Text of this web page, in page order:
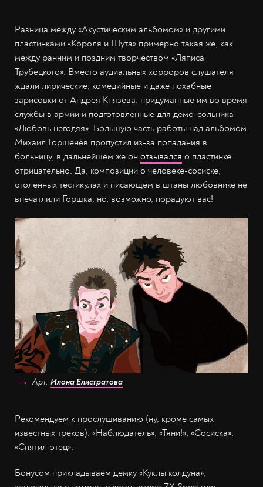
Разница между «Акустическим альбомом» и другими
пластинками «Короля и Шута» примерно такая же, как
между ранним и поздним творчеством «Ляписа
Трубецкого». Вместо аудиальных хорроров слушателя
ждали лирические, комедийные и даже похабные
зарисовки от Андрея Князева, придуманные им во время
службы в армии и подготовленные для демо-сольника
«Любовь негодяя». Большую часть работы над альбомом
Михаил Горшенёв пропустил из-за попадания в
больницу, в дальнейшем же он отзывался о пластинке
отрицательно. Да, композиции о человеке-сосиске,
оголённых тестикулах и писающем в штаны любовнике не
впечатлили Горшка, но, возможно, порадуют вас!
Арт: Илона Елистратова
Рекомендуем к прослушиванию (ну, кроме самых
известных треков): «Наблюдатель», «Тяни!», «Сосиска»,
«Спятил отец».
Бонусом прикладываем демку «Куклы колдуна»,